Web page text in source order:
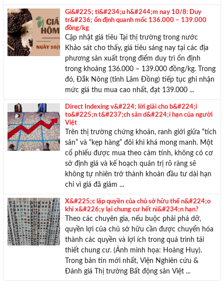
Gi&#225; ti&#234;u h&#244;m nay 10/8: Duy
tr&#236; ổn định quanh mốc 136.000 – 139.000
đồng/kg
Cập nhật giá tiêu Tại thị trường trong nước
Khảo sát cho thấy, giá tiêu sáng nay tại các địa
phương sản xuất trọng điểm duy trì ổn định
trong khoảng 136.000 – 139.000 đồng/kg. Trong
đó, Đắk Nông (tỉnh Lâm Đồng) tiếp tục ghi nhận
mức giá thu mua cao nhất, đạt 139.000 ...
Direct Indexing v&#224; lời giải cho b&#224;i
to&#225;n t&#237;ch sản d&#224;i hạn của người
Việt
Trên thị trường chứng khoán, ranh giới giữa “tích
sản” và “kẹp hàng” đôi khi khá mong manh. Một
cổ phiếu được mua theo cảm tính, không có cơ
sở định giá và kế hoạch quản trị rõ ràng sẽ
không tự nhiên trở thành khoản đầu tư dài hạn
chỉ vì giá đã giảm ...
X&#225;c lập quyền của chủ sở hữu thế n&#224;o
khi x&#226;y lại chung cư hết ni&#234;n hạn?
Theo các chuyên gia, nếu buộc phải phá dỡ,
quyền lợi của chủ sở hữu cần được chuyển hóa
thành các quyền và lợi ích trong quá trình tái
thiết chung cư. (Ảnh minh họa: Hoàng Huy).
Trong bản tin mới nhất, Viện Nghiên cứu &
Đánh giá Thị trường Bất động sản Việt ...